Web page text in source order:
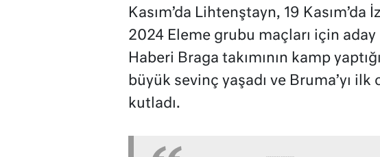
Kasım’da Lihtenştayn, 19 Kasım’da
2024 Eleme grubu maçları için
Haberi Braga takımının kamp
büyük sevinç yaşadı ve Bruma’yı ilk
kutladı.